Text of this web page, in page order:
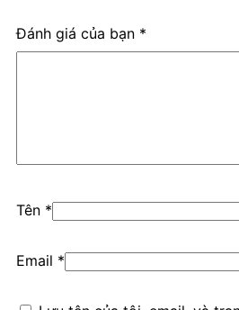
Đánh giá của bạn *
Tên *
Email *